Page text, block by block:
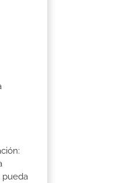
pueda